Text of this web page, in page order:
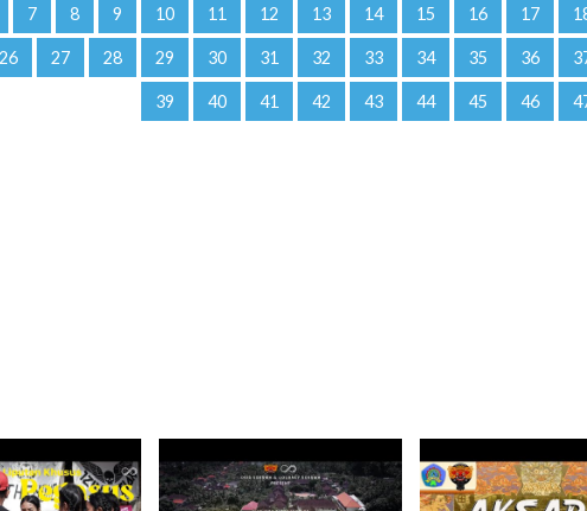
7 8 9 10 11 12 13 14 15 16 17
26 27 28 29 30 31 32 33 34 35 36
39 40 41 42 43 44 45 46